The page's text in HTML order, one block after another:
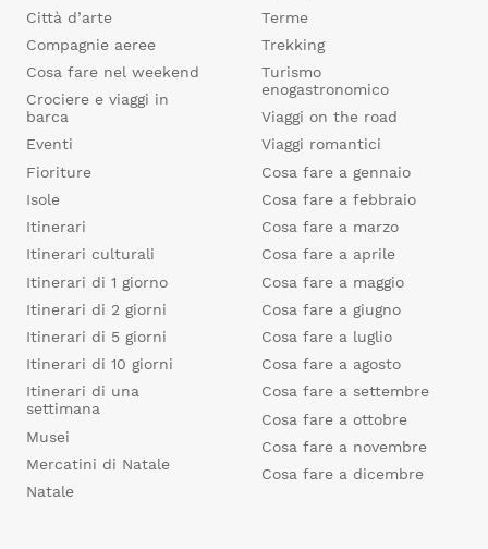
Città d’arte
Compagnie aeree
Cosa fare nel weekend
Crociere e viaggi in
barca
Eventi
Fioriture
Isole
Itinerari
Itinerari culturali
Itinerari di 1 giorno
Itinerari di 2 giorni
Itinerari di 5 giorni
Itinerari di 10 giorni
Itinerari di una
settimana
Musei
Mercatini di Natale
Natale
Terme
Trekking
Turismo
enogastronomico
Viaggi on the road
Viaggi romantici
Cosa fare a gennaio
Cosa fare a febbraio
Cosa fare a marzo
Cosa fare a aprile
Cosa fare a maggio
Cosa fare a giugno
Cosa fare a luglio
Cosa fare a agosto
Cosa fare a settembre
Cosa fare a ottobre
Cosa fare a novembre
Cosa fare a dicembre